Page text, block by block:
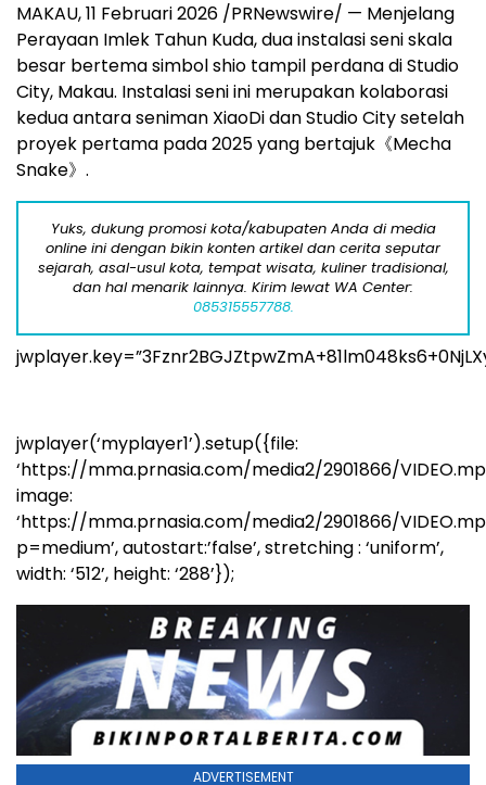
MAKAU, 11 Februari 2026 /PRNewswire/ — Menjelang
Perayaan Imlek Tahun Kuda, dua instalasi seni skala
besar bertema simbol shio tampil perdana di Studio
City, Makau. Instalasi seni ini merupakan kolaborasi
kedua antara seniman XiaoDi dan Studio City setelah
proyek pertama pada 2025 yang bertajuk《Mecha
Snake》.
Yuks, dukung promosi kota/kabupaten Anda di media
online ini dengan bikin konten artikel dan cerita seputar
sejarah, asal-usul kota, tempat wisata, kuliner tradisional,
dan hal menarik lainnya. Kirim lewat WA Center:
085315557788.
jwplayer(‘myplayer1’).setup({file:
‘https://mma.prnasia.com/media2/2901866/
image:
‘https://mma.prnasia.com/media2/2901866/
p=medium’, autostart:’false’, stretching : ‘uniform’,
width: ‘512’, height: ‘288’});
ADVERTISEMENT